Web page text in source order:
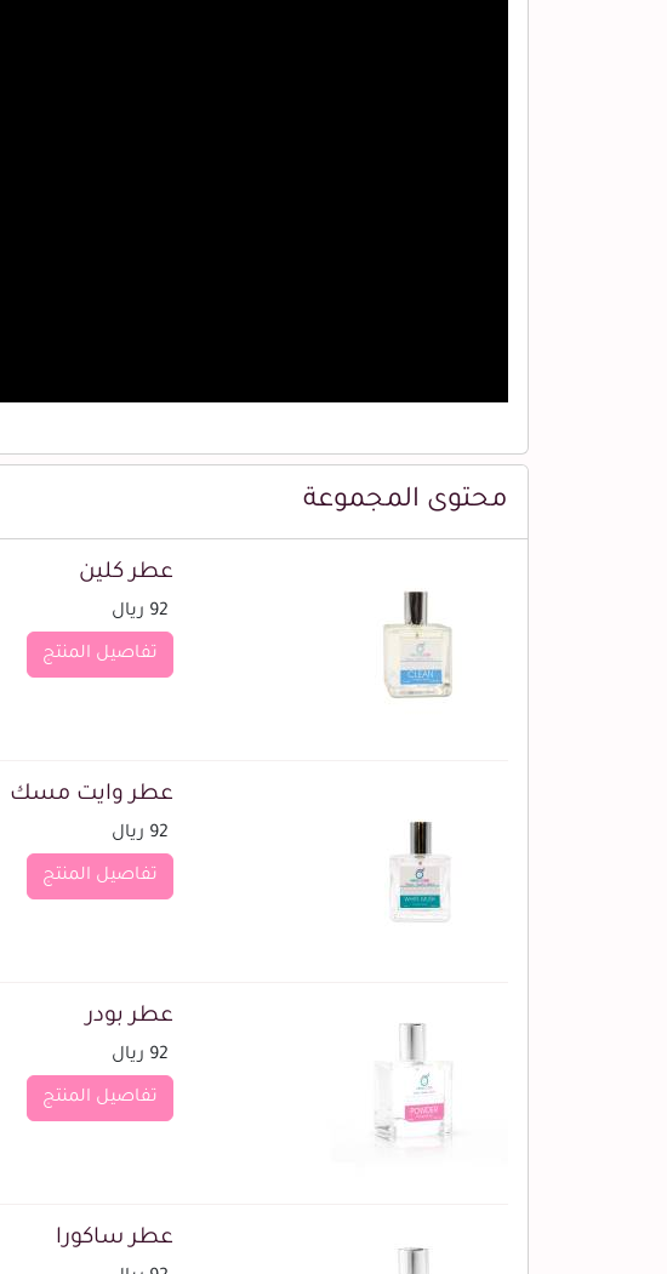
محتوى المجموعة
عطر كلين
92 ريال
تفاصيل المنتج
عطر وايت مسك
92 ريال
تفاصيل المنتج
عطر بودر
92 ريال
تفاصيل المنتج
عطر ساكورا